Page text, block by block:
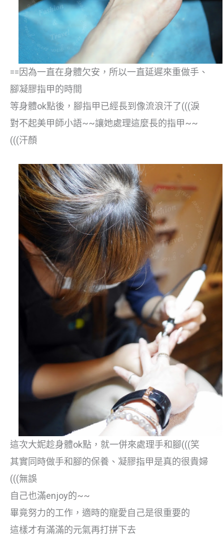
==因為一直在身體欠安，所以一直延遲來重做手、
腳凝膠指甲的時間
等身體ok點後，腳指甲已經長到像流浪汗了(((淚
對不起美甲師小語~~讓她處理這麼長的指甲~~
(((汗顏
這次大妮趁身體ok點，就一併來處理手和腳(((笑
其實同時做手和腳的保養、凝膠指甲是真的很貴婦
(((無誤
自己也滿enjoy的~~
畢竟努力的工作，適時的寵愛自己是很重要的
這樣才有滿滿的元氣再打拼下去